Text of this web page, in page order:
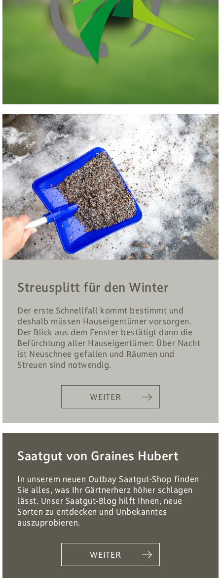
Streusplitt für den Winter
Der erste Schnellfall kommt bestimmt und
deshalb müssen Hauseigentümer vorsorgen.
Der Blick aus dem Fenster bestätigt dann die
Befürchtung aller Hauseigentümer: Über Nacht
ist Neuschnee gefallen und Räumen und
Streuen sind notwendig.
WEITER
Saatgut von Graines Hubert
In unserem neuen Outbay Saatgut-Shop finden
Sie alles, was Ihr Gärtnerherz höher schlagen
lässt. Unser Saatgut-Blog hilft Ihnen, neue
Sorten zu entdecken und Unbekanntes
auszuprobieren.
WEITER